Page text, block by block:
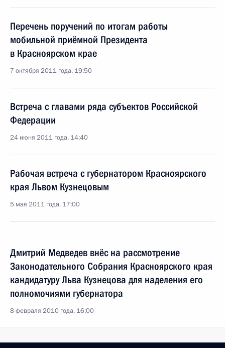
Перечень поручений по итогам работы
мобильной приёмной Президента
в Красноярском крае
7 октября 2011 года, 19:50
Встреча с главами ряда субъектов Российской
Федерации
24 июня 2011 года, 14:40
Рабочая встреча с губернатором Красноярского
края Львом Кузнецовым
5 мая 2011 года, 17:00
Дмитрий Медведев внёс на рассмотрение
Законодательного Собрания Красноярского края
кандидатуру Льва Кузнецова для наделения его
полномочиями губернатора
8 февраля 2010 года, 16:00